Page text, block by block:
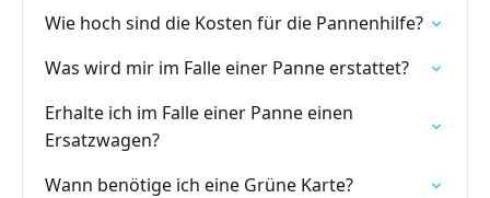
Wie hoch sind die Kosten für die Pannenhilfe?
Was wird mir im Falle einer Panne erstattet?
Erhalte ich im Falle einer Panne einen
Ersatzwagen?
Wann benötige ich eine Grüne Karte?